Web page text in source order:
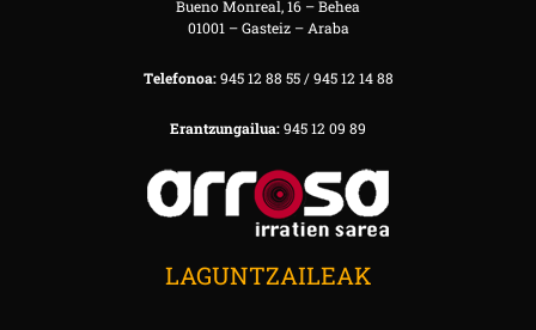
Bueno Monreal, 16 – Behea
01001 – Gasteiz – Araba
Telefonoa:945 12 88 55 / 945 12 14 88
Erantzungailua:945 12 09 89
LAGUNTZAILEAK